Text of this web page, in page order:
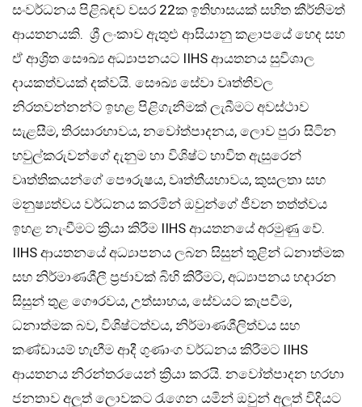
සංවර්ධනය පිළිබඳව වසර 22ක ඉතිහාසයක් සහිත කීර්තිමත්
ආයතනයකි. ශ්‍රී ලංකාව ඇතුළු ආසියානු කළාපයේ හෙද සහ
ඒ ආශ්‍රිත සෞඛ්‍ය අධ්‍යාපනයට IIHS ආයතනය සුවිශාල
දායකත්වයක් දක්වයි. සෞඛ්‍ය සේවා වෘත්තිවල
නිරතවන්නන්ට ඉහළ පිළිගැනීමක් ලැබීමට අවස්ථාව
සැළසීම, තිරසාරභාවය, නවෝත්පාදනය, ලොව පුරා සිටින
හවුල්කරුවන්ගේ දැනුම හා විශිෂ්ට භාවිත ඇසුරෙන්
වෘත්තිකයන්ගේ පෞරුෂය, වෘත්තීයභාවය, කුසලතා සහ
මනුෂ්‍යත්වය වර්ධනය කරමින් ඔවුන්ගේ ජීවන තත්ත්වය
ඉහළ නැංවීමට ක්‍රියා කිරීම IIHS ආයතනයේ අරමුණු වේ.
IIHS ආයතනයේ අධ්‍යාපනය ලබන සිසුන් තුළින් ධනාත්මක
සහ නිර්මාණශීලී ප්‍රජාවක් බිහි කිරීමට, අධ්‍යාපනය හදාරන
සිසුන් තුළ ගෞරවය, උත්සාහය, සේවයට කැපවීම,
ධනාත්මක බව, විශිෂ්ටත්වය, නිර්මාණශීලිත්වය සහ
කණ්ඩායම් හැඟීම ආදී ගුණාංග වර්ධනය කිරීමට IIHS
ආයතනය නිරන්තරයෙන් ක්‍රියා කරයි. නවෝත්පාදන හරහා
ජනතාව අලුත් ලොවකට රැගෙන යමින් ඔවුන් අලුත් විදියට